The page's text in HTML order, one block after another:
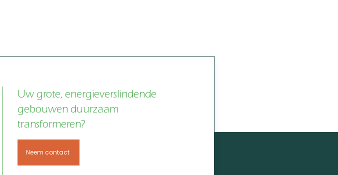
Uw grote, energieverslindende
gebouwen duurzaam
transformeren?
Neem contact